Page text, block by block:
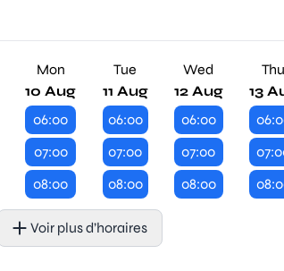
Mon
10 Aug
06:00
07:00
08:00
Tue
11 Aug
06:00
07:00
08:00
Wed
12 Aug
06:00
07:00
08:00
Thu
13
Voir plus d’horaires